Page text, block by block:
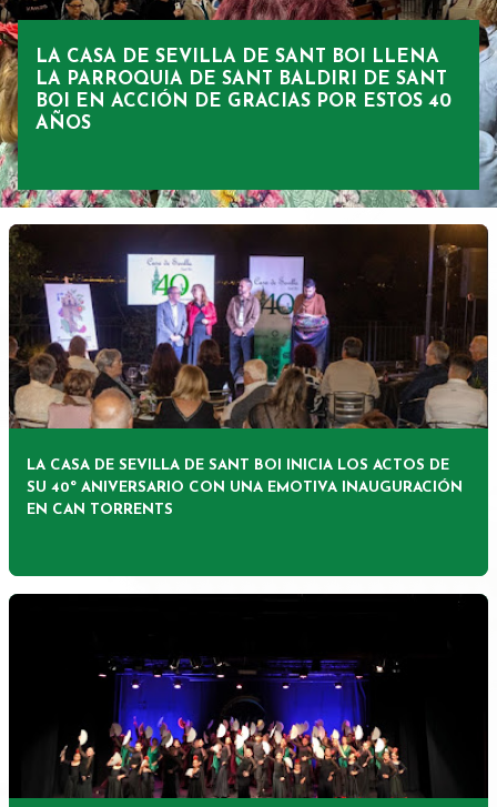
s
LA CASA DE SEVILLA DE SANT BOI LLENA
LA PARROQUIA DE SANT BALDIRI DE SANT
BOI EN ACCIÓN DE GRACIAS POR ESTOS 40
AÑOS
LA CASA DE SEVILLA DE SANT BOI INICIA LOS ACTOS DE
SU 40º ANIVERSARIO CON UNA EMOTIVA INAUGURACIÓN
EN CAN TORRENTS